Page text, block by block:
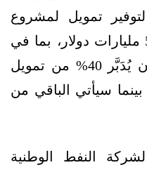
لتوفير تمويل لمشروع
"إيكوب" الذي تبلغ تكلفته 5 مليارات دولار، بما في
ذلك تكلفة الائتمان، على أن يُدَبَّر 40% من تمويل
سيأتي الباقي من
لشركة النفط الوطنية